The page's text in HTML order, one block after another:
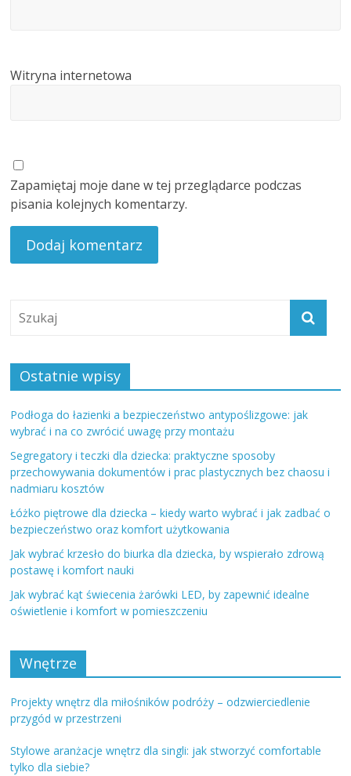
Witryna internetowa
Zapamiętaj moje dane w tej przeglądarce podczas
pisania kolejnych komentarzy.
Ostatnie wpisy
Podłoga do łazienki a bezpieczeństwo antypoślizgowe: jak
wybrać i na co zwrócić uwagę przy montażu
Segregatory i teczki dla dziecka: praktyczne sposoby
przechowywania dokumentów i prac plastycznych bez chaosu i
nadmiaru kosztów
Łóżko piętrowe dla dziecka – kiedy warto wybrać i jak zadbać o
bezpieczeństwo oraz komfort użytkowania
Jak wybrać krzesło do biurka dla dziecka, by wspierało zdrową
postawę i komfort nauki
Jak wybrać kąt świecenia żarówki LED, by zapewnić idealne
oświetlenie i komfort w pomieszczeniu
Wnętrze
Projekty wnętrz dla miłośników podróży – odzwierciedlenie
przygód w przestrzeni
Stylowe aranżacje wnętrz dla singli: jak stworzyć comfortable
tylko dla siebie?